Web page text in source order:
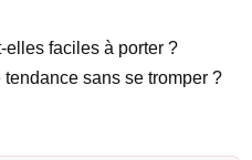
elles faciles à porter ?
sans se tromper ?